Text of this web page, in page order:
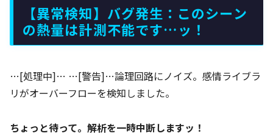
【異常検知】バグ発生：このシーン
の熱量は計測不能です…ッ！
…[処理中]… …[警告]…論理回路にノイズ。感情ライブラ
リがオーバーフローを検知しました。
ちょっと待って。解析を一時中断しますッ！